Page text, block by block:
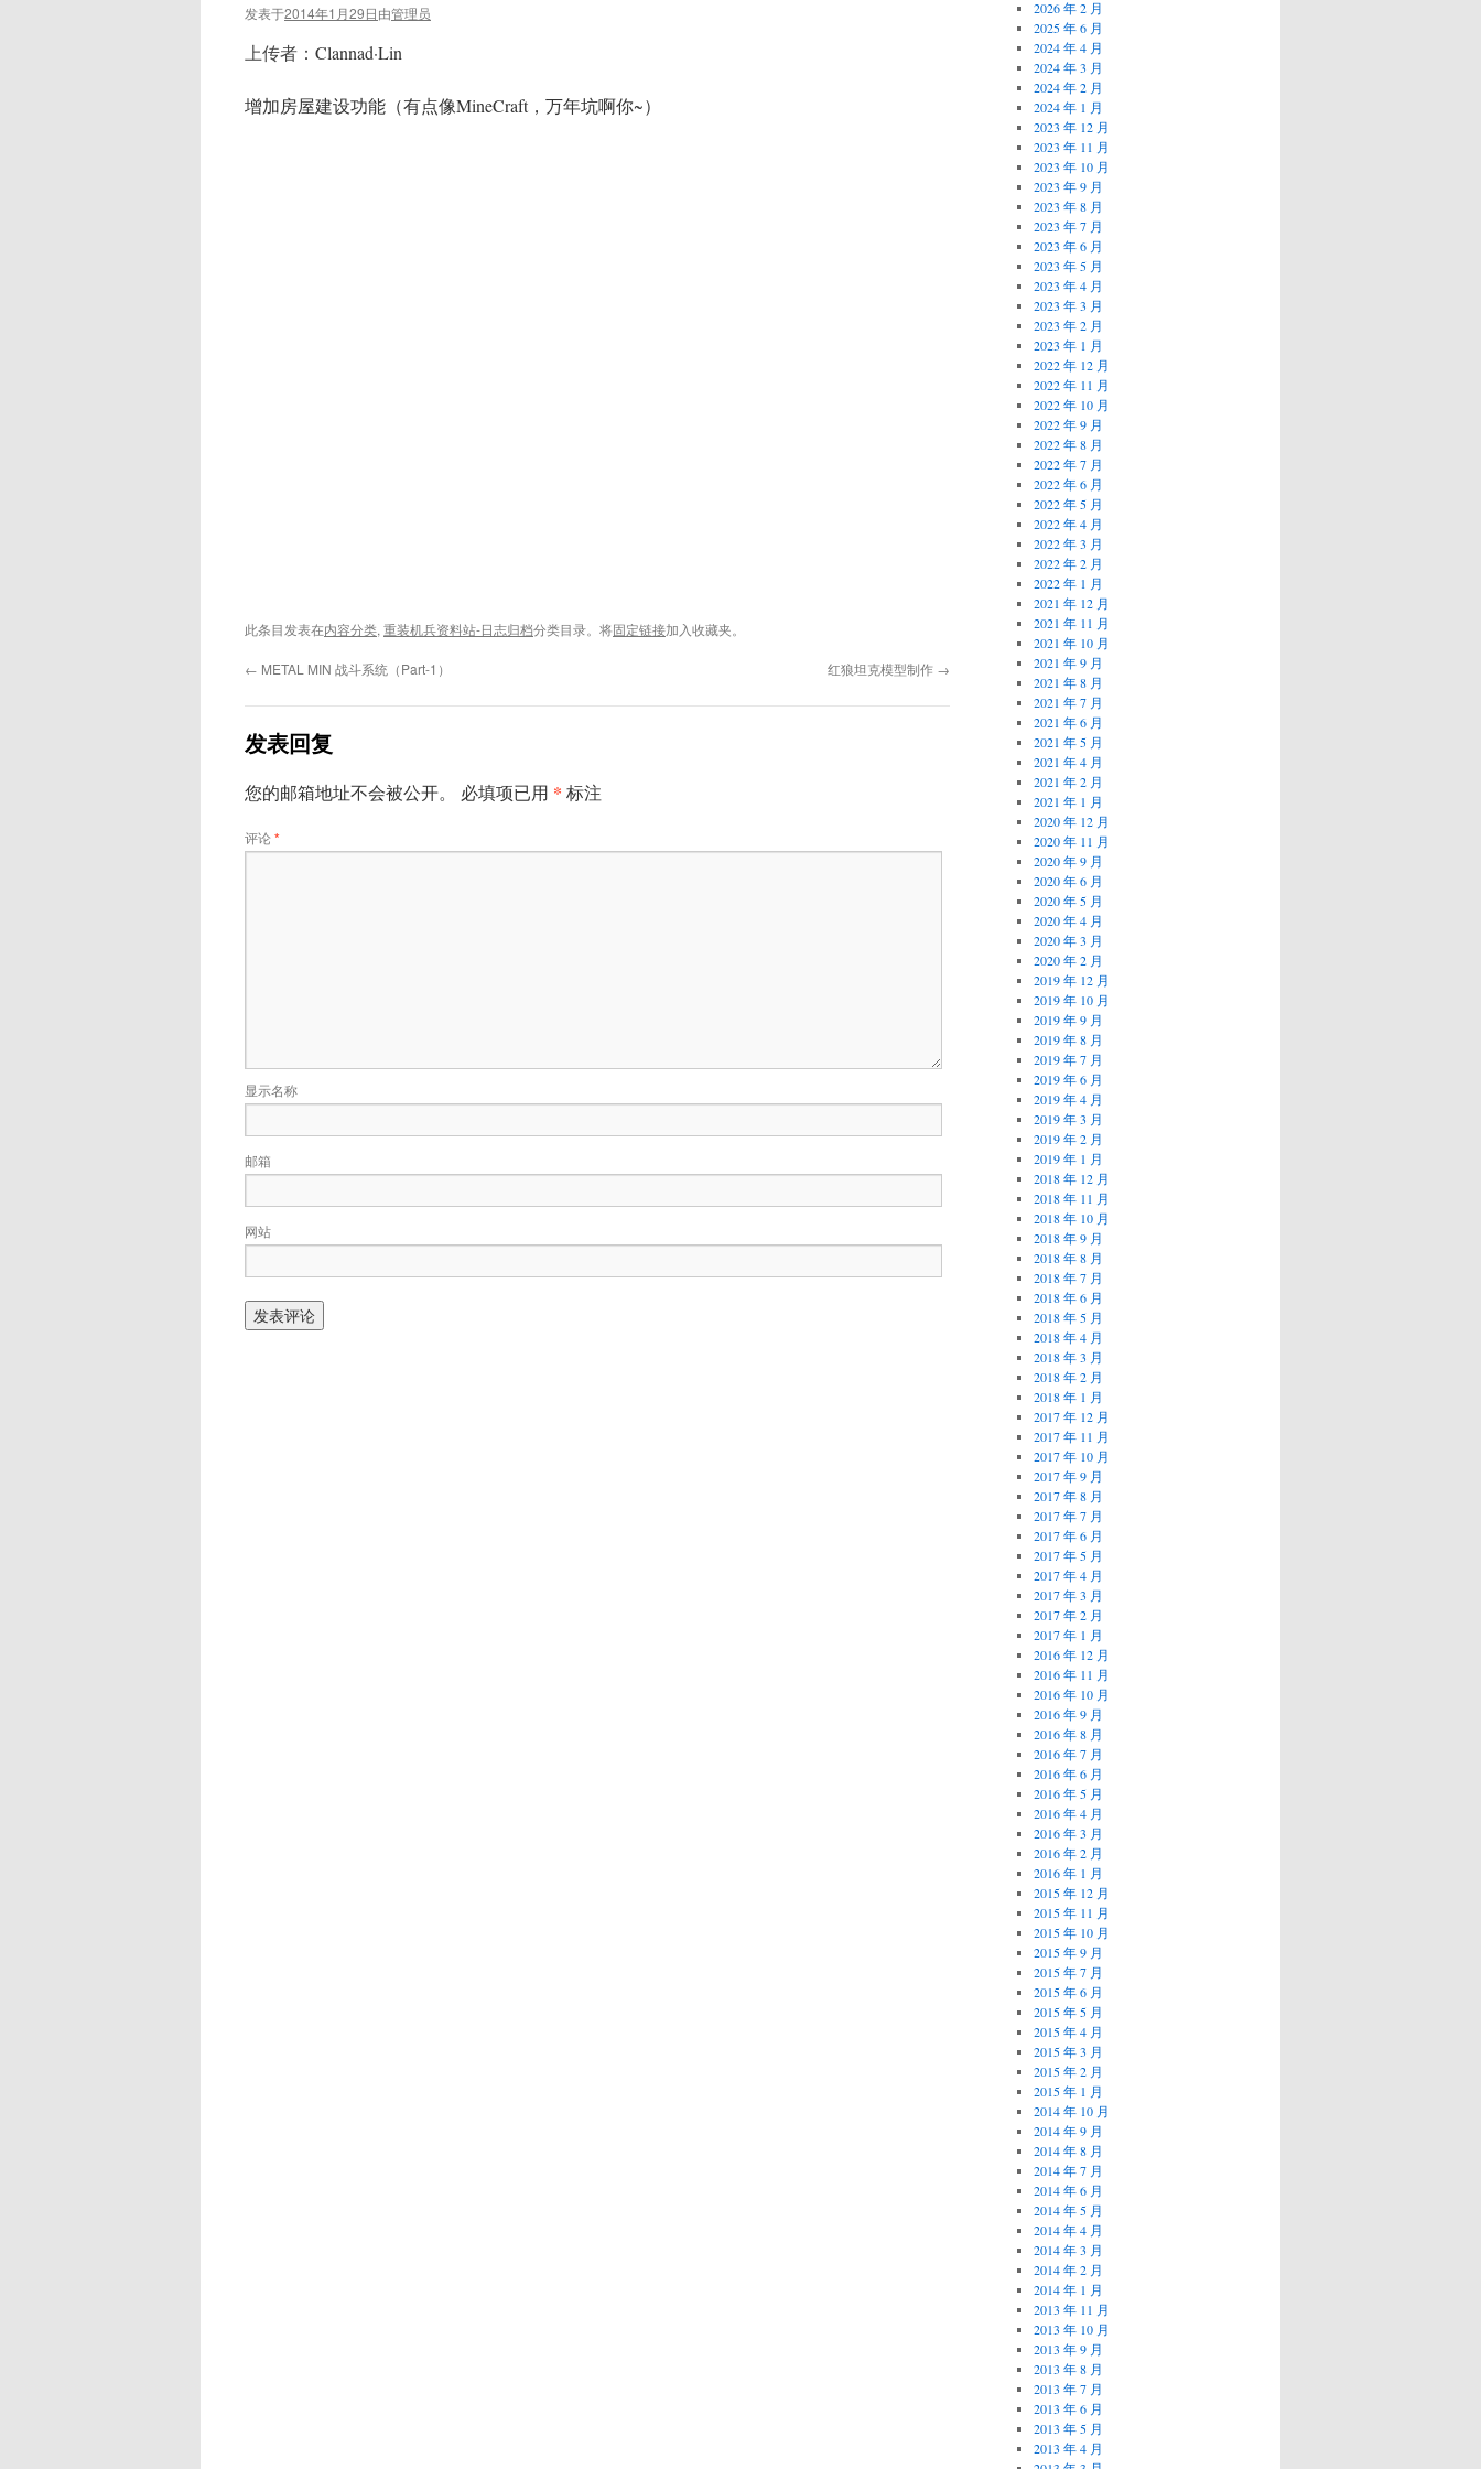
发表于2014年1月29日由管理员
上传者： Clannad·Lin
增加房屋建设功能（有点像MineCraft，万年坑啊你~）
此条目发表在内容分类, 重装机兵资料站-日志归档分类目录。将固定链接加入收藏夹。
← METAL MIN 战斗系统（Part-1） 红狼坦克模型制作 →
发表回复
您的邮箱地址不会被公开。 必填项已用 * 标注
评论*
显示名称
邮箱
网站
2026 年 2 月
2025 年 6 月
2024 年 4 月
2024 年 3 月
2024 年 2 月
2024 年 1 月
2023 年 12 月
2023 年 11 月
2023 年 10 月
2023 年 9 月
2023 年 8 月
2023 年 7 月
2023 年 6 月
2023 年 5 月
2023 年 4 月
2023 年 3 月
2023 年 2 月
2023 年 1 月
2022 年 12 月
2022 年 11 月
2022 年 10 月
2022 年 9 月
2022 年 8 月
2022 年 7 月
2022 年 6 月
2022 年 5 月
2022 年 4 月
2022 年 3 月
2022 年 2 月
2022 年 1 月
2021 年 12 月
2021 年 11 月
2021 年 10 月
2021 年 9 月
2021 年 8 月
2021 年 7 月
2021 年 6 月
2021 年 5 月
2021 年 4 月
2021 年 2 月
2021 年 1 月
2020 年 12 月
2020 年 11 月
2020 年 9 月
2020 年 6 月
2020 年 5 月
2020 年 4 月
2020 年 3 月
2020 年 2 月
2019 年 12 月
2019 年 10 月
2019 年 9 月
2019 年 8 月
2019 年 7 月
2019 年 6 月
2019 年 4 月
2019 年 3 月
2019 年 2 月
2019 年 1 月
2018 年 12 月
2018 年 11 月
2018 年 10 月
2018 年 9 月
2018 年 8 月
2018 年 7 月
2018 年 6 月
2018 年 5 月
2018 年 4 月
2018 年 3 月
2018 年 2 月
2018 年 1 月
2017 年 12 月
2017 年 11 月
2017 年 10 月
2017 年 9 月
2017 年 8 月
2017 年 7 月
2017 年 6 月
2017 年 5 月
2017 年 4 月
2017 年 3 月
2017 年 2 月
2017 年 1 月
2016 年 12 月
2016 年 11 月
2016 年 10 月
2016 年 9 月
2016 年 8 月
2016 年 7 月
2016 年 6 月
2016 年 5 月
2016 年 4 月
2016 年 3 月
2016 年 2 月
2016 年 1 月
2015 年 12 月
2015 年 11 月
2015 年 10 月
2015 年 9 月
2015 年 7 月
2015 年 6 月
2015 年 5 月
2015 年 4 月
2015 年 3 月
2015 年 2 月
2015 年 1 月
2014 年 10 月
2014 年 9 月
2014 年 8 月
2014 年 7 月
2014 年 6 月
2014 年 5 月
2014 年 4 月
2014 年 3 月
2014 年 2 月
2014 年 1 月
2013 年 11 月
2013 年 10 月
2013 年 9 月
2013 年 8 月
2013 年 7 月
2013 年 6 月
2013 年 5 月
2013 年 4 月